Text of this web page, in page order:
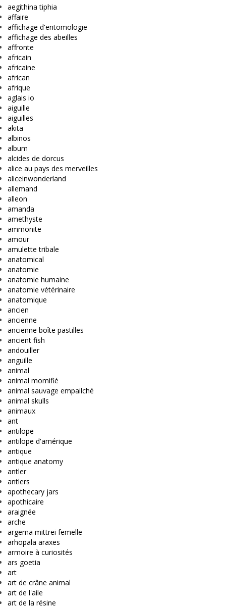
aegithina tiphia
affaire
affichage d'entomologie
affichage des abeilles
affronte
africain
africaine
african
afrique
aglais io
aiguille
aiguilles
akita
albinos
album
alcides de dorcus
alice au pays des merveilles
aliceinwonderland
allemand
alleon
amanda
amethyste
ammonite
amour
amulette tribale
anatomical
anatomie
anatomie humaine
anatomie vétérinaire
anatomique
ancien
ancienne
ancienne boîte pastilles
ancient fish
andouiller
anguille
animal
animal momifié
animal sauvage empailché
animal skulls
animaux
ant
antilope
antilope d'amérique
antique
antique anatomy
antler
antlers
apothecary jars
apothicaire
araignée
arche
argema mittrei femelle
arhopala araxes
armoire à curiosités
ars goetia
art
art de crâne animal
art de l'aile
art de la résine